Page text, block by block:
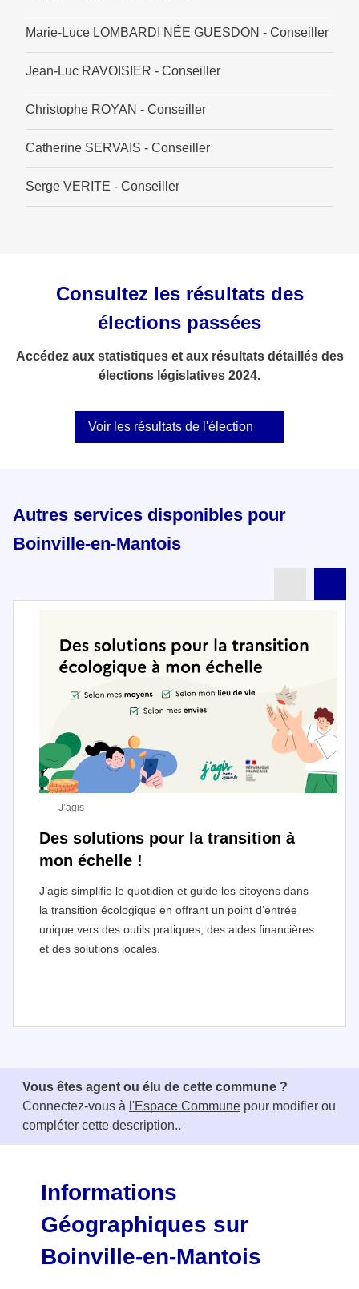
Marie-Luce LOMBARDI NÉE GUESDON - Conseiller
Jean-Luc RAVOISIER - Conseiller
Christophe ROYAN - Conseiller
Catherine SERVAIS - Conseiller
Serge VERITE - Conseiller
Consultez les résultats des
élections passées
Accédez aux statistiques et aux résultats détaillés des
élections législatives 2024.
Voir les résultats de l'élection
Autres services disponibles pour
Boinville-en-Mantois
Des solutions pour la transition à
mon échelle !
J’agis simplifie le quotidien et guide les citoyens dans
la transition écologique en offrant un point d’entrée
unique vers des outils pratiques, des aides financières
et des solutions locales.
J’agis
Vous êtes agent ou élu de cette commune ?
Connectez-vous à l'Espace Commune pour modifier ou
compléter cette description..
Informations
Géographiques sur
Boinville-en-Mantois